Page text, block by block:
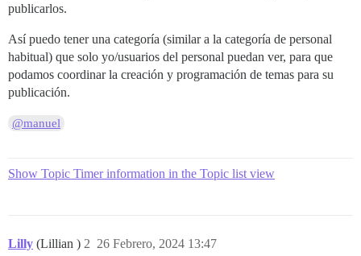
publicarlos.
Así puedo tener una categoría (similar a la categoría de personal
habitual) que solo yo/usuarios del personal puedan ver, para que
podamos coordinar la creación y programación de temas para su
publicación.
@manuel
Show Topic Timer information in the Topic list view
Lilly (Lillian ) 26 Febrero, 2024 13:47
2